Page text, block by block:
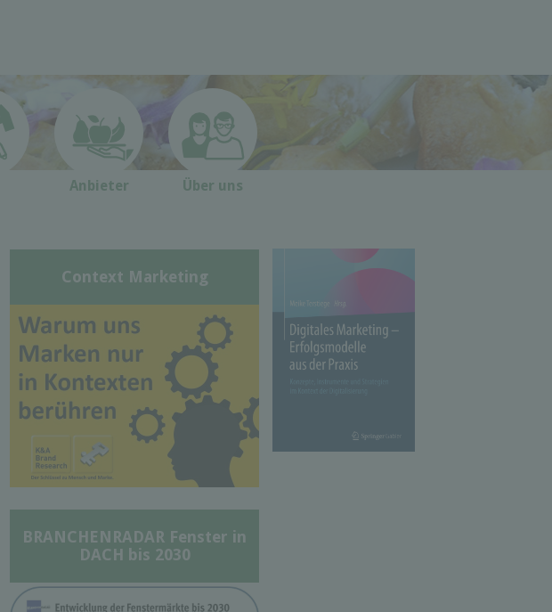
Anbieter Über uns
Context Marketing
BRANCHENRADAR Fenster in
DACH bis 2030